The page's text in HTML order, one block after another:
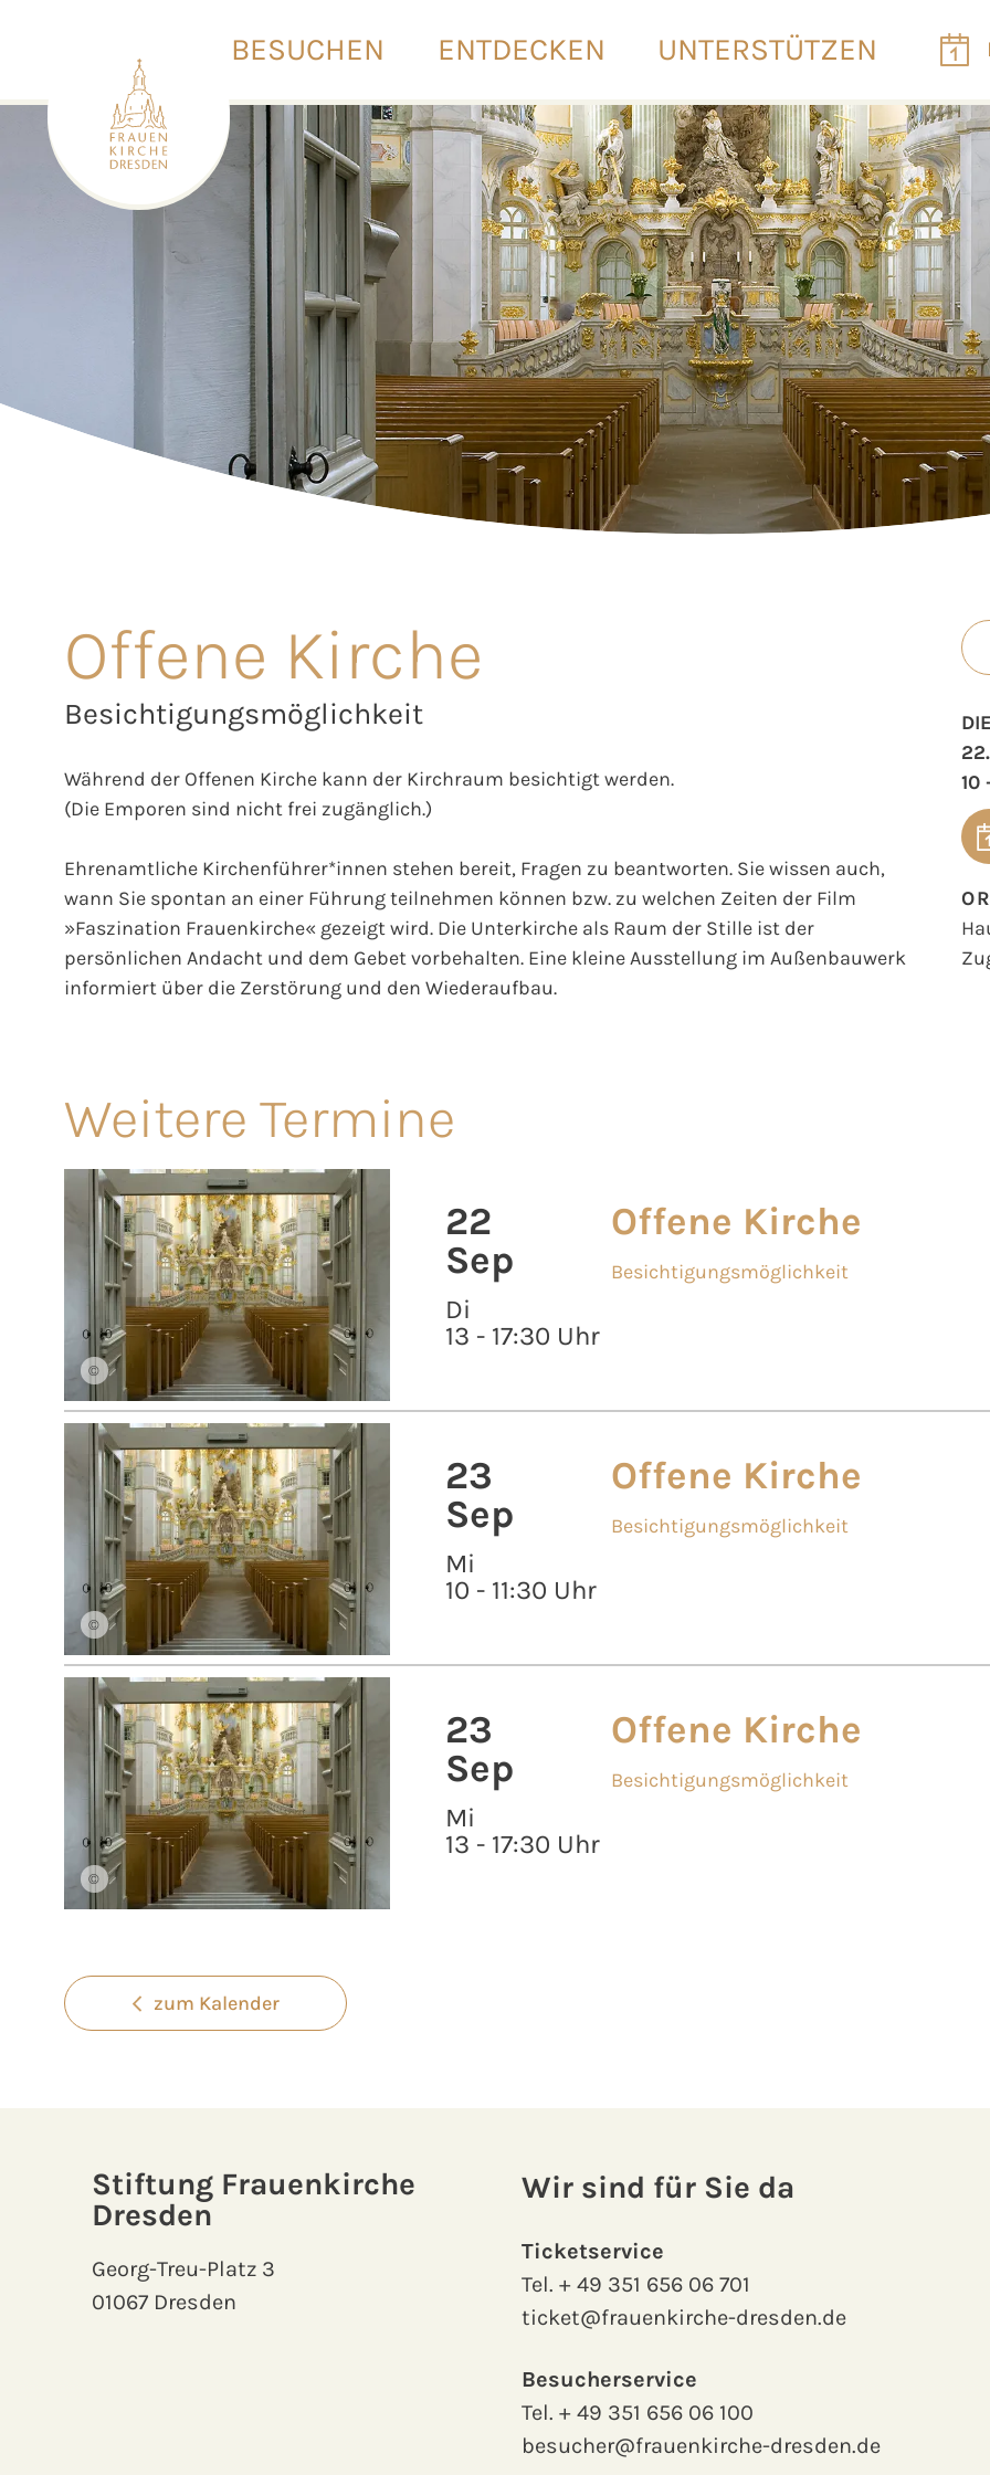
BESUCHEN ENTDECKEN UNTERSTÜTZEN
Offene Kirche
Besichtigungsmöglichkeit
Während der Offenen Kirche kann der Kirchraum besichtigt werden.
(Die Emporen sind nicht frei zugänglich.)
Ehrenamtliche Kirchenführer*innen stehen bereit, Fragen zu beantworten. Sie wissen auch,
wann Sie spontan an einer Führung teilnehmen können bzw. zu welchen Zeiten der Film
»Faszination Frauenkirche« gezeigt wird. Die Unterkirche als Raum der Stille ist der
persönlichen Andacht und dem Gebet vorbehalten. Eine kleine Ausstellung im Außenbauwerk
informiert über die Zerstörung und den Wiederaufbau.
10
Weitere Termine
©
22
Sep
Di
13 - 17:30 Uhr
Offene Kirche
Besichtigungsmöglichkeit
©
23
Sep
Mi
10 - 11:30 Uhr
Offene Kirche
Besichtigungsmöglichkeit
©
23
Sep
Mi
13 - 17:30 Uhr
Offene Kirche
Besichtigungsmöglichkeit
zum Kalender
Stiftung Frauenkirche
Dresden
Georg-Treu-Platz 3
01067 Dresden
Wir sind für Sie da
Ticketservice
Tel.+ 49 351 656 06 701
ticket@frauenkirche-dresden.de
Besucherservice
Tel.+ 49 351 656 06 100
besucher@frauenkirche-dresden.de